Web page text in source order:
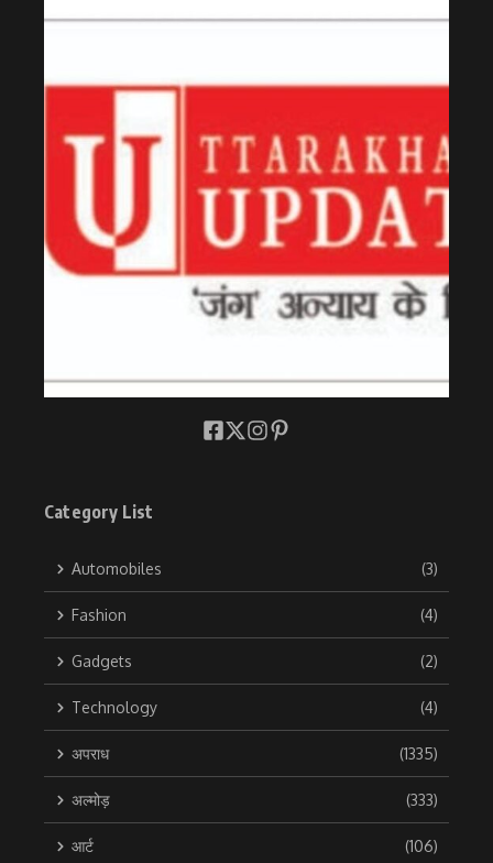
Category List
Automobiles (3)
Fashion (4)
Gadgets (2)
Technology (4)
अपराध (1335)
अल्मोड़ (333)
आर्ट (106)